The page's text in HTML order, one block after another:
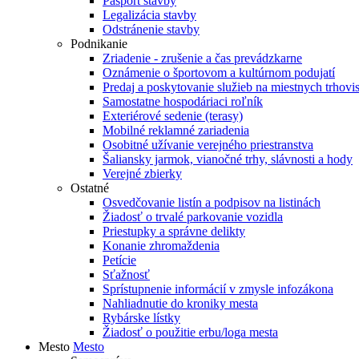
Legalizácia stavby
Odstránenie stavby
Podnikanie
Zriadenie - zrušenie a čas prevádzkarne
Oznámenie o športovom a kultúrnom podujatí
Predaj a poskytovanie služieb na miestnych
Samostatne hospodáriaci roľník
Exteriérové sedenie (terasy)
Mobilné reklamné zariadenia
Osobitné užívanie verejného priestranstva
Šaliansky jarmok, vianočné trhy, slávnosti a hody
Verejné zbierky
Ostatné
Osvedčovanie listín a podpisov na listinách
Žiadosť o trvalé parkovanie vozidla
Priestupky a správne delikty
Konanie zhromaždenia
Petície
Sťažnosť
Sprístupnenie informácií v zmysle infozákona
Nahliadnutie do kroniky mesta
Rybárske lístky
Žiadosť o použitie erbu/loga mesta
Mesto Mesto